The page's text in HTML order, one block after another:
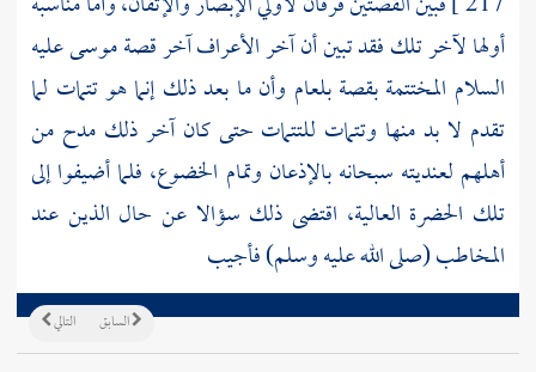
أولها لآخر تلك فقد تبين أن آخر الأعراف آخر قصةموسىعليه
السلام المختتمة بقصةبلعام وأن ما بعد ذلك إنما هو تتمات لما
تقدم لا بد منها وتتمات للتتمات حتى كان آخر ذلك مدح من
أهلهم لعنديته سبحانه بالإذعان وتمام الخضوع، فلما أضيفوا إلى
تلك الحضرة العالية، اقتضى ذلك سؤالا عن حال الذين عند
المخاطب (صلى الله عليه وسلم) فأجيب
التالي السابق